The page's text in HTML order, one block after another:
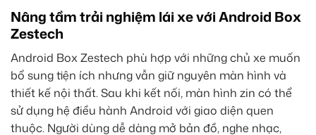
Nâng tầm trải nghiệm lái xe với Android Box
Zestech
Android Box Zestech phù hợp với những chủ xe muốn
bổ sung tiện ích nhưng vẫn giữ nguyên màn hình và
thiết kế nội thất. Sau khi kết nối, màn hình zin có thể
sử dụng hệ điều hành Android với giao diện quen
thuộc. Người dùng dễ dàng mở bản đồ, nghe nhạc,